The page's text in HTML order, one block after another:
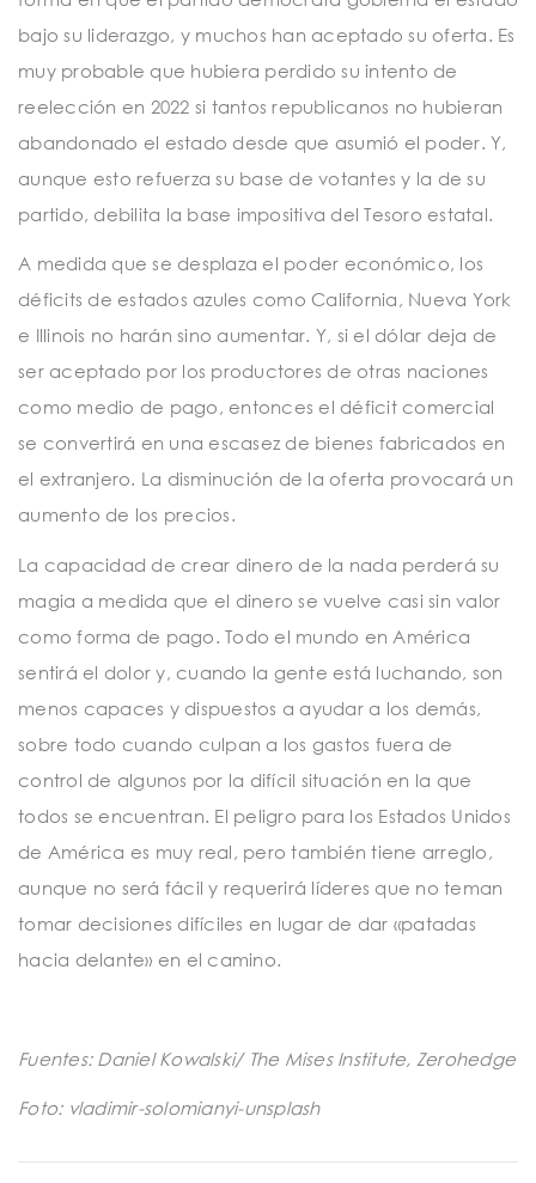
bajo su liderazgo, y muchos han aceptado su oferta. Es
muy probable que hubiera perdido su intento de
reelección en 2022 si tantos republicanos no hubieran
abandonado el estado desde que asumió el poder. Y,
aunque esto refuerza su base de votantes y la de su
partido, debilita la base impositiva del Tesoro estatal.
A medida que se desplaza el poder económico, los
déficits de estados azules como California, Nueva York
e Illinois no harán sino aumentar. Y, si el dólar deja de
ser aceptado por los productores de otras naciones
como medio de pago, entonces el déficit comercial
se convertirá en una escasez de bienes fabricados en
el extranjero. La disminución de la oferta provocará un
aumento de los precios.
La capacidad de crear dinero de la nada perderá su
magia a medida que el dinero se vuelve casi sin valor
como forma de pago. Todo el mundo en América
sentirá el dolor y, cuando la gente está luchando, son
menos capaces y dispuestos a ayudar a los demás,
sobre todo cuando culpan a los gastos fuera de
control de algunos por la difícil situación en la que
todos se encuentran. El peligro para los Estados Unidos
de América es muy real, pero también tiene arreglo,
aunque no será fácil y requerirá líderes que no teman
tomar decisiones difíciles en lugar de dar «patadas
hacia delante» en el camino.
Fuentes: Daniel Kowalski/ The Mises Institute, Zerohedge
Foto: vladimir-solomianyi-unsplash